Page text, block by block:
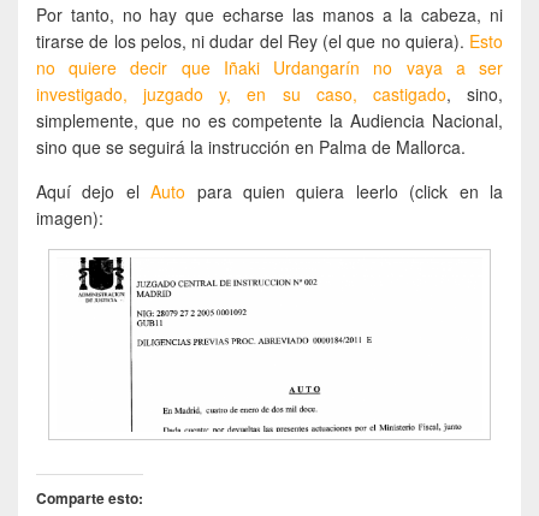
Por tanto, no hay que echarse las manos a la cabeza, ni
tirarse de los pelos, ni dudar del Rey (el que no quiera). Esto
no quiere decir que Iñaki Urdangarín no vaya a ser
investigado, juzgado y, en su caso, castigado, sino,
simplemente, que no es competente la Audiencia Nacional,
sino que se seguirá la instrucción en Palma de Mallorca.
Aquí dejo elAuto para quien quiera leerlo (click en la
imagen):
Comparte esto: